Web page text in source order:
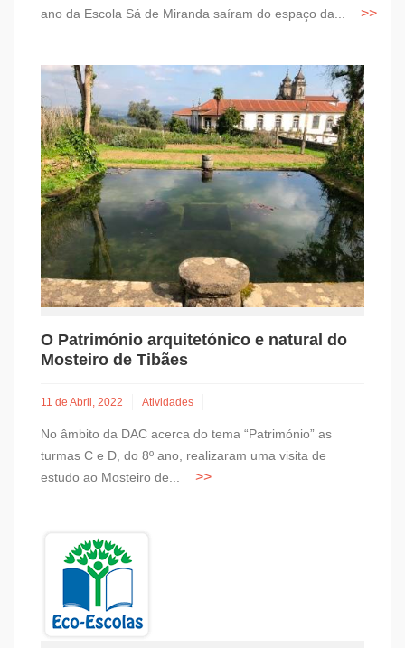
ano da Escola Sá de Miranda saíram do espaço da...
O Património arquitetónico e natural do
Mosteiro de Tibães
11 de Abril, 2022 Atividades
No âmbito da DAC acerca do tema “Património” as
turmas C e D, do 8º ano, realizaram uma visita de
estudo ao Mosteiro de...